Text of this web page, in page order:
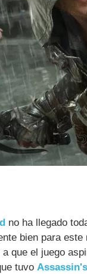
no ha llegado
bien para este
que el juego
tuvo